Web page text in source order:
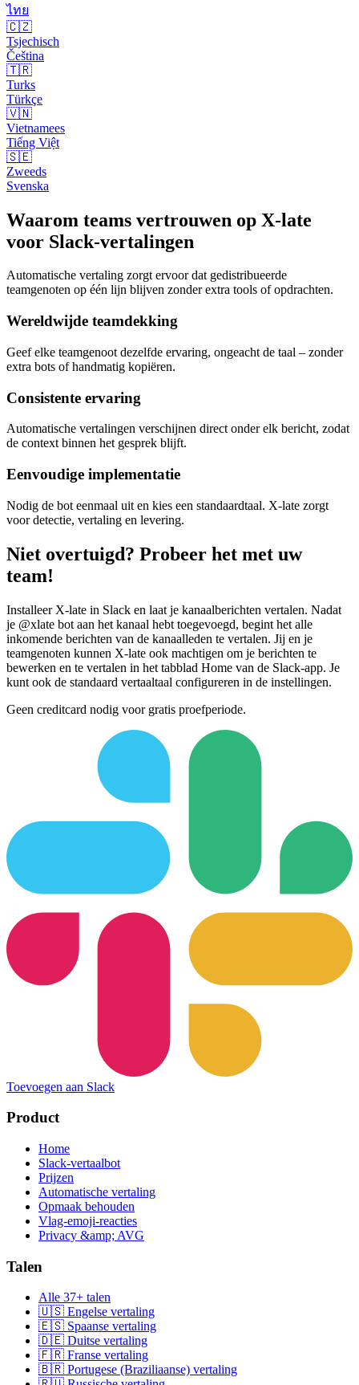
ไทย
🇨🇿
Tsjechisch
Čeština
🇹🇷
Turks
Türkçe
🇻🇳
Vietnamees
Tiếng Việt
🇸🇪
Zweeds
Svenska
Waarom teams vertrouwen op X-late
voor Slack-vertalingen
Automatische vertaling zorgt ervoor dat gedistribueerde
teamgenoten op één lijn blijven zonder extra tools of opdrachten.
Wereldwijde teamdekking
Geef elke teamgenoot dezelfde ervaring, ongeacht de taal – zonder
extra bots of handmatig kopiëren.
Consistente ervaring
Automatische vertalingen verschijnen direct onder elk bericht, zodat
de context binnen het gesprek blijft.
Eenvoudige implementatie
Nodig de bot eenmaal uit en kies een standaardtaal. X-late zorgt
voor detectie, vertaling en levering.
Niet overtuigd? Probeer het met uw
team!
Installeer X-late in Slack en laat je kanaalberichten vertalen. Nadat
je @xlate bot aan het kanaal hebt toegevoegd, begint het alle
inkomende berichten van de kanaalleden te vertalen. Jij en je
teamgenoten kunnen X-late ook machtigen om je berichten te
bewerken en te vertalen in het tabblad Home van de Slack-app. Je
kunt ook de standaard vertaaltaal configureren in de instellingen.
Geen creditcard nodig voor gratis proefperiode.
Toevoegen aan Slack
Product
Home
Slack-vertaalbot
Prijzen
Automatische vertaling
Opmaak behouden
Vlag-emoji-reacties
Privacy &amp; AVG
Talen
Alle 37+ talen
🇺🇸 Engelse vertaling
🇪🇸 Spaanse vertaling
🇩🇪 Duitse vertaling
🇫🇷 Franse vertaling
🇧🇷 Portugese (Braziliaanse) vertaling